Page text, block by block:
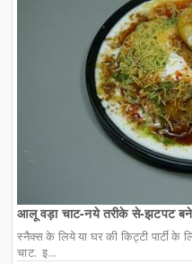
आलू वड़ा चाट-नये तरीके से-झटपट
स्नैक्स के लिये या घर की किट्टी पार्टी
चाट. इ...